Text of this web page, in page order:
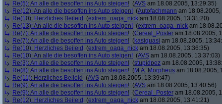
Re(5): An alle die besoffen ins Auto steigen! (AVS am 18.08.2005, 13:29:35)
Re(12): An alle die besoffen ins Auto steigen! (Autofachmann am
Re(10): Herzliches Beileid (extrem_oaga_nick am 18.08.2005, 13:31:20)
Re(13): An alle die besoffen ins Auto steigen! (extrem_oaga_nick am
Re(7): An alle die besoffen ins Auto steigen! (Cereal_Poster am 18.08.2005,
Re(7): An alle die besoffen ins Auto steigen! (kasiquasi am 18.08.2005,
Re(10): Herzliches Beileid (extrem_oaga_nick am 18.08.2005, 13:36:35)
Re(10): An alle die besoffen ins Auto steigen! (AVS am 18.08.2005, 13:37:03)
Re(3): An alle die besoffen ins Auto steigen! (stupidpez am 18.08.2005,
Re(8): An alle die besoffen ins Auto steigen! (M.A. Morpheus am 18.08.2005,
Re(11): Herzliches Beileid (AVS am 18.08.2005, 13:39:47)
Re(9): An alle die besoffen ins Auto steigen! (AVS am 18.08.2005, 13:40:56)
Re(9): An alle die besoffen ins Auto steigen! (Cereal_Poster am 18.08.2005,
Re(12): Herzliches Beileid (extrem_oaga_nick am 18.08.2005, 13:41:21)